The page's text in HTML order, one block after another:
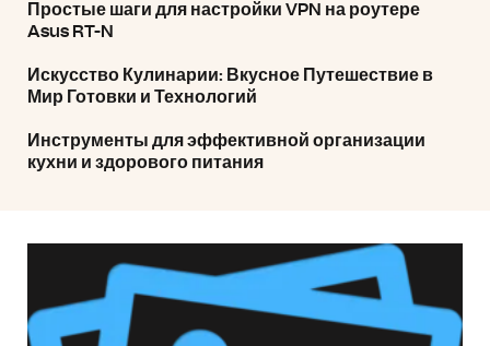
Простые шаги для настройки VPN на роутере
Asus RT-N
Искусство Кулинарии: Вкусное Путешествие в
Мир Готовки и Технологий
Инструменты для эффективной организации
кухни и здорового питания